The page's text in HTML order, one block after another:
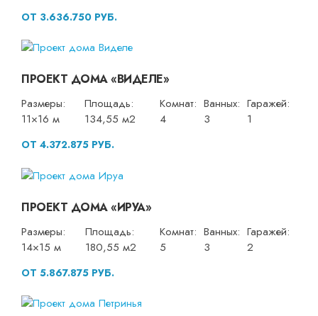
ОТ 3.636.750 РУБ.
ПРОЕКТ ДОМА «ВИДЕЛЕ»
Размеры:
11×16 м
Площадь:
134,55 м2
Комнат:
4
Ванных:
3
Гаражей:
1
ОТ 4.372.875 РУБ.
ПРОЕКТ ДОМА «ИРУА»
Размеры:
14×15 м
Площадь:
180,55 м2
Комнат:
5
Ванных:
3
Гаражей:
2
ОТ 5.867.875 РУБ.